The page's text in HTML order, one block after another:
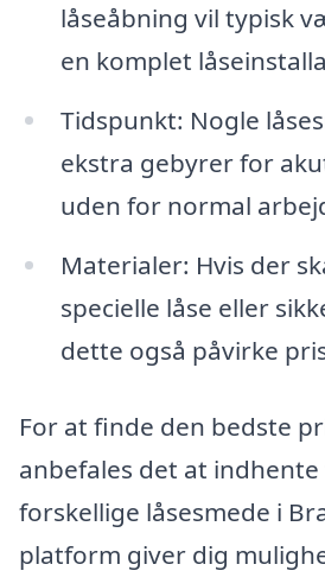
låseåbning vil typisk
en komplet
Tidspunkt: Nogle
ekstra gebyrer for
uden for normal
Materialer: Hvis der
specielle låse eller
dette også påvirke
For at finde den bedste
anbefales det at
forskellige låsesmede i
platform giver dig